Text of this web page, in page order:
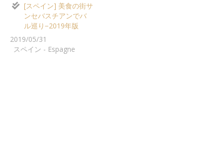
[スペイン] 美食の街サ
ンセバスチアンでバ
ル巡り−2019年版
2019/05/31
スペイン - Espagne